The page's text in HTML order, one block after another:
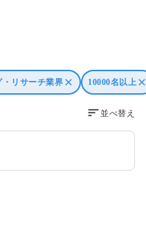
・リサーチ業界 10000名以上
並べ替え